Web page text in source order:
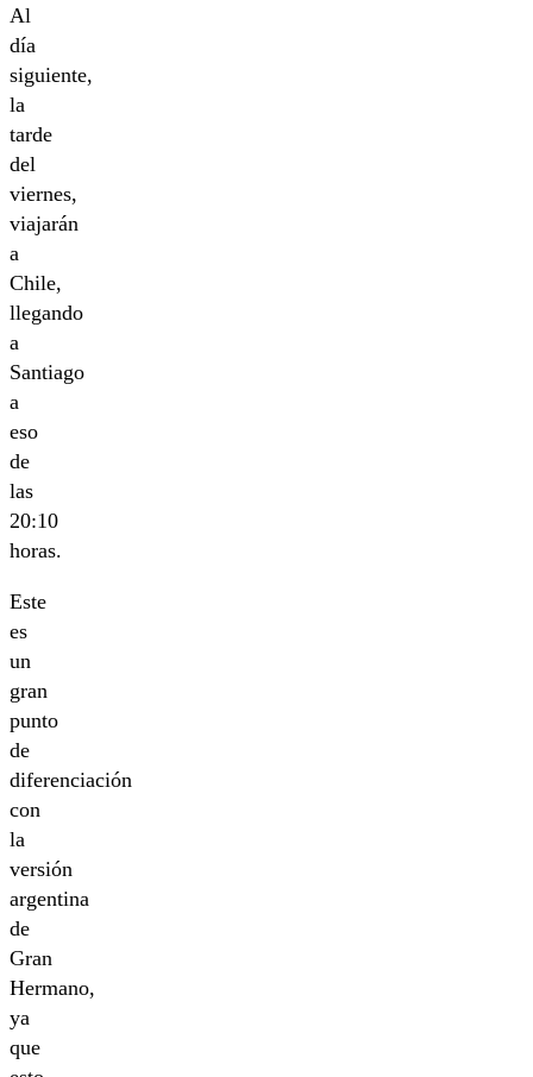
Al
día
siguiente,
la
tarde
del
viernes,
viajarán
a
Chile,
llegando
a
Santiago
a
eso
de
las
20:10
horas.
Este
es
un
gran
punto
de
diferenciación
con
la
versión
argentina
de
Gran
Hermano,
ya
que